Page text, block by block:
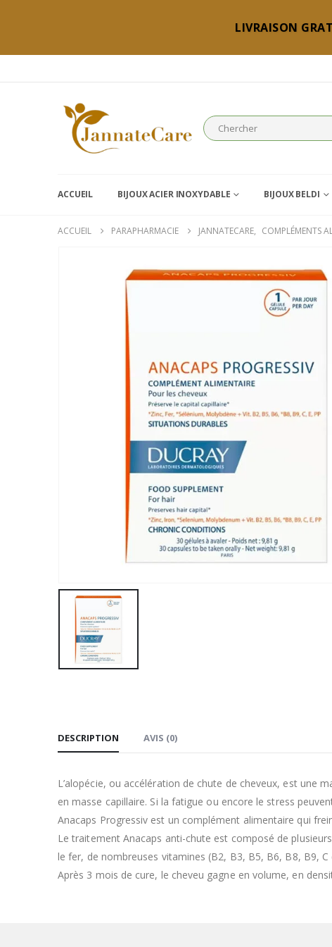
LIVRAISON
ACCUEIL BIJOUX ACIER INOXYDABLE BIJOUX BELDI
ACCUEIL PARAPHARMACIE JANNATECARE, COMPLÉMENTS
DESCRIPTION AVIS (0)
L’alopécie, ou accélération de chute de cheveux, est une
en masse capillaire. Si la fatigue ou encore le stress
Anacaps Progressiv est un complément alimentaire qui
Le traitement Anacaps anti-chute est composé de
le fer, de nombreuses vitamines (B2, B3, B5, B6, B8, B9, C
Après 3 mois de cure, le cheveu gagne en volume, en